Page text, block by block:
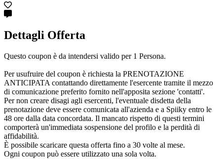
Dettagli Offerta
Questo coupon è da intendersi valido per 1 Persona.
Per usufruire del coupon è richiesta la PRENOTAZIONE
ANTICIPATA contattando direttamente l'esercente tramite il mezzo
di comunicazione preferito fornito nell'apposita sezione 'contatti'.
Per non creare disagi agli esercenti, l'eventuale disdetta della
prenotazione deve essere comunicata all'azienda e a Spiiky entro le
48 ore dalla data concordata. Il mancato rispetto di questi termini
comporterà un'immediata sospensione del profilo e la perdità di
affidabilità.
È possibile scaricare questa offerta fino a 30 volte al mese.
Ogni coupon può essere utilizzato una sola volta.